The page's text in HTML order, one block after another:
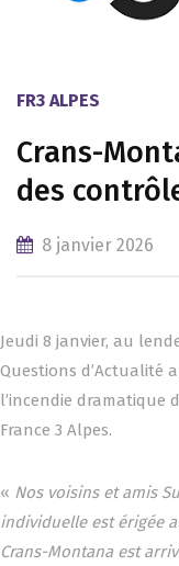
FR3 ALPES
Crans-
des
8 janvier 2026
Jeudi 8 janvier, au
Questions d’Actualité
l’incendie dramatique
France 3 Alpes.
« Nos voisins et amis
individuelle est érigée
Crans-Montana est